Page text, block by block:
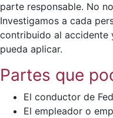
parte responsable. No
Investigamos a cada
contribuido al accidente
pueda aplicar.
Partes que
El conductor de
El empleador o